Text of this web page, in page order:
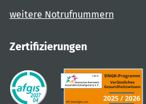
weitere Notrufnummern
Zertifizierungen